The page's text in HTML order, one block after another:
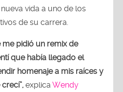
vida a uno de los
de su carrera.
me pidió un remix de
que había llegado el
homenaje a mis raíces y
explica Wendy